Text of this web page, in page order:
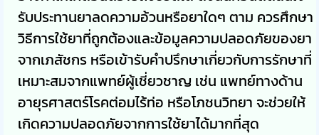
รับประทานยาลดความอ้วนหรือยาใดๆ ตาม ควรศึกษา
วิธีการใช้ยาที่ถูกต้องและข้อมูลความปลอดภัยของยา
จากเภสัชกร หรือเข้ารับคำปรึกษาเกี่ยวกับการรักษาที่
เหมาะสมจากแพทย์ผู้เชี่ยวชาญ เช่น แพทย์ทางด้าน
อายุรศาสตร์โรคต่อมไร้ท่อ หรือโภชนวิทยา จะช่วยให้
เกิดความปลอดภัยจากการใช้ยาได้มากที่สุด